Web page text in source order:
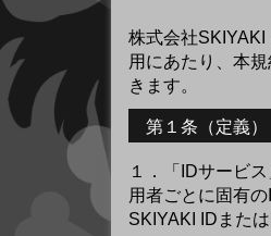
株式会社
用にあたり、本
きます。
第１条（定義）
１．
「IDサービ
用者ごとに固有
SKIYAKI IDまた